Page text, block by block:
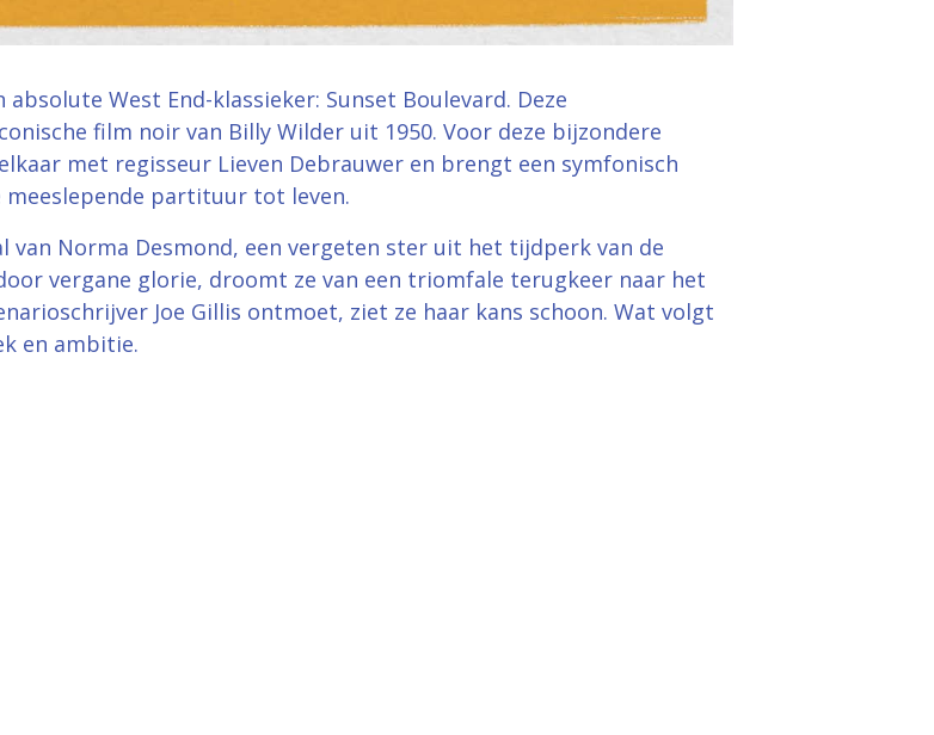
West End-klassieker: Sunset Boulevard. Deze
film noir van Billy Wilder uit 1950. Voor deze bijzondere
met regisseur Lieven Debrauwer en brengt een symfonisch
meeslepende partituur tot leven.
Norma Desmond, een vergeten ster uit het tijdperk van de
vergane glorie, droomt ze van een triomfale terugkeer naar het
Joe Gillis ontmoet, ziet ze haar kans schoon. Wat volgt
en ambitie.